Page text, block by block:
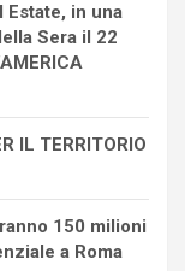
Estate, in una
Sera il 22
IL TERRITORIO
150 milioni
a Roma